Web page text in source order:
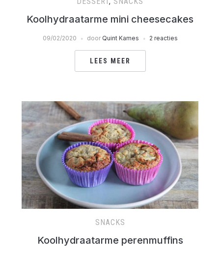
Koolhydraatarme mini cheesecakes
09/02/2020 door Quint Kames 2 reacties
LEES MEER
SNACKS
Koolhydraatarme perenmuffins